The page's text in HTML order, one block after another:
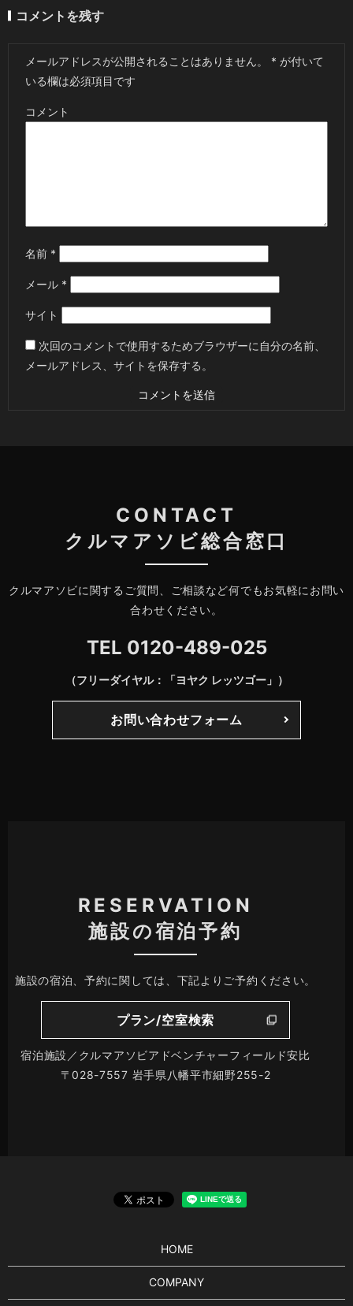
コメントを残す
メールアドレスが公開されることはありません。 * が付いて
いる欄は必須項目です
コメント
名前 *
メール *
サイト
次回のコメントで使用するためブラウザーに自分の名前、
メールアドレス、サイトを保存する。
CONTACT
クルマアソビ総合窓口
クルマアソビに関するご質問、ご相談など何でもお気軽にお問い
合わせください。
TEL 0120-489-025
（フリーダイヤル：「ヨヤク レッツゴー」）
お問い合わせフォーム
RESERVATION
施設の宿泊予約
施設の宿泊、予約に関しては、下記よりご予約ください。
プラン/空室検索
宿泊施設／クルマアソビアドベンチャーフィールド安比
〒028-7557 岩手県八幡平市細野255-2
HOME
COMPANY